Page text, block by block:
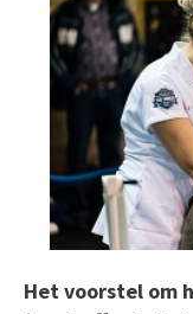
Het voorstel om